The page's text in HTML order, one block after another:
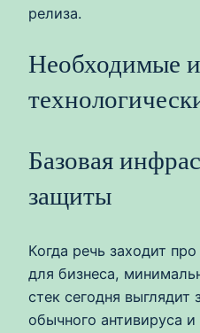
релиза.
Необходимые
Базовая
защиты
Когда речь заходит
для бизнеса,
стек сегодня выглядит
обычного антивируса и